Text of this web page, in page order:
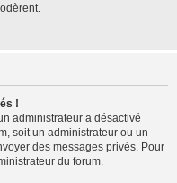
!
administrateur a désactivé
soit un administrateur ou un
des messages privés. Pour
du forum.